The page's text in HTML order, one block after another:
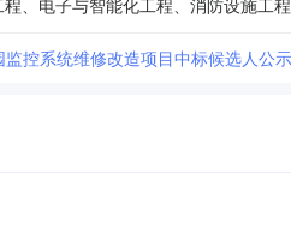
控系统维修改造项目中标候选人公